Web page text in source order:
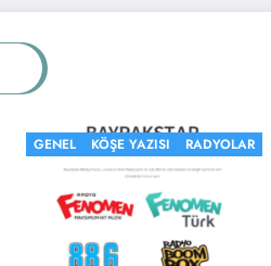
GENEL
RADYO HABER
RADYOLAR